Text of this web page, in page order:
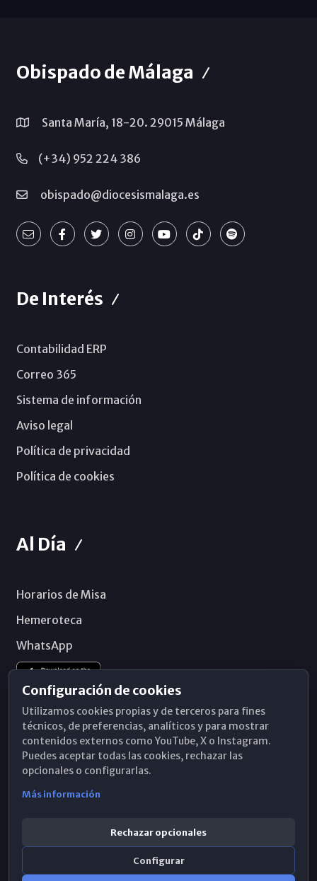
Obispado de Málaga
Santa María, 18-20. 29015 Málaga
(+34) 952 224 386
obispado@diocesismalaga.es
De Interés
Contabilidad ERP
Correo 365
Sistema de información
Aviso legal
Política de privacidad
Política de cookies
Al Día
Horarios de Misa
Hemeroteca
WhatsApp
Configuración de cookies
Utilizamos cookies propias y de terceros para fines
técnicos, de preferencias, analíticos y para mostrar
contenidos externos como YouTube, X o Instagram.
Puedes aceptar todas las cookies, rechazar las
opcionales o configurarlas.
Más información
Rechazar opcionales
Configurar